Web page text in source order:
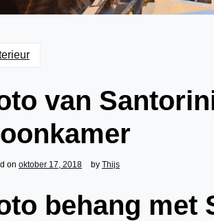
van
on oktober 17, 2018 by Thijs
behang met